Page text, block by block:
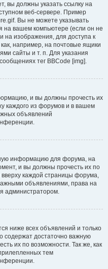
вы должны указать ссылку на
веб-сервере. Пример
Вы не можете указывать
на вашем компьютере (если он не
на изображения, для доступа к
например, на почтовые ящики
сайты и т. п. Для указания
тег BBCode [img].
и вы должны прочесть их
каждого из форумов и в вашем
объявлений
информацию для форума, на
и вы должны прочесть их по
каждой страницы форума,
объявлениями, права на
администратором.
ниже всех объявлений и только
содержат достаточно важную
их по возможности. Так же, как
тем